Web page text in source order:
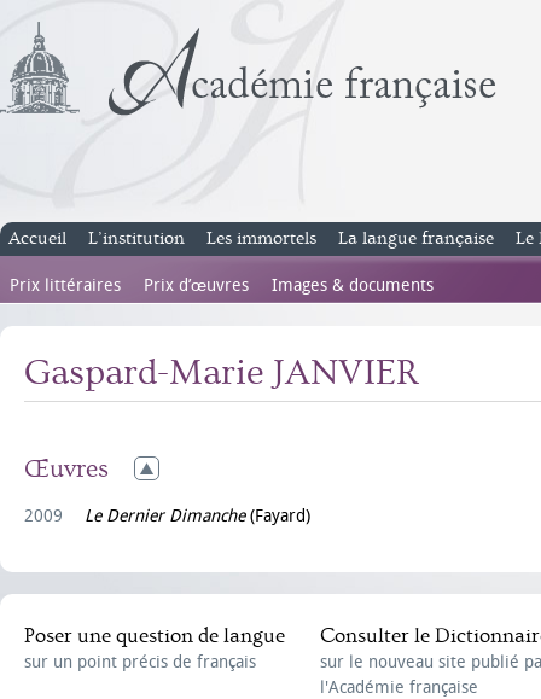
Accueil L’institution Les immortels La langue française Le
Prix littéraires Prix d’œuvres Images & documents
Gaspard-Marie JANVIER
Œuvres
2009 Le Dernier Dimanche(Fayard)
Poser une question de langue
sur un point précis de français
Consulter le
sur le nouveau site publié
l'Académie française